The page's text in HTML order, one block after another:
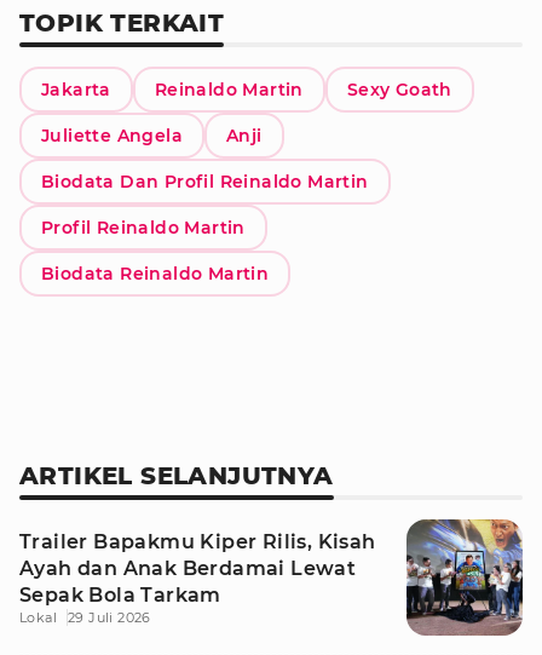
TOPIK TERKAIT
Jakarta Reinaldo Martin Sexy Goath
Juliette Angela Anji
Biodata Dan Profil Reinaldo Martin
Profil Reinaldo Martin
Biodata Reinaldo Martin
ARTIKEL SELANJUTNYA
Trailer Bapakmu Kiper Rilis, Kisah
Ayah dan Anak Berdamai Lewat
Sepak Bola Tarkam
Lokal 29 Juli 2026